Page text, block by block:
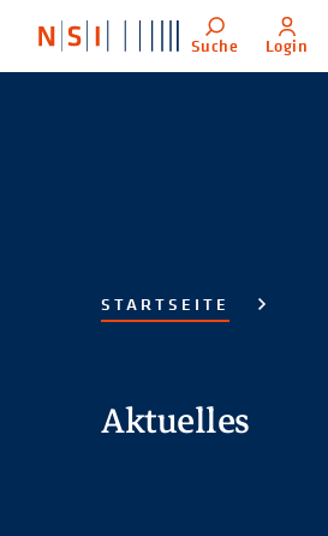
Suche Login
STARTSEITE
Aktuelles